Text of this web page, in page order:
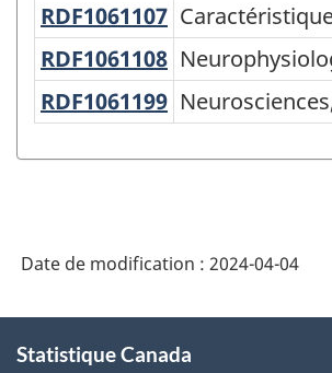
(CCRD)
2020
version
2.0
-
recherche
-
RDF1061107
RDF1061108
RDF1061199
Date de modification : 2024-04-04
propos
Statistique Canada